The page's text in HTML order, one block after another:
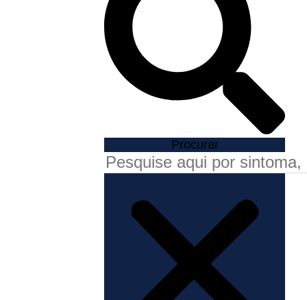
Procurar